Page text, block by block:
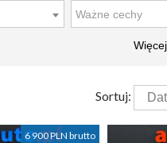
Sortuj:
6 900 PLN brutto